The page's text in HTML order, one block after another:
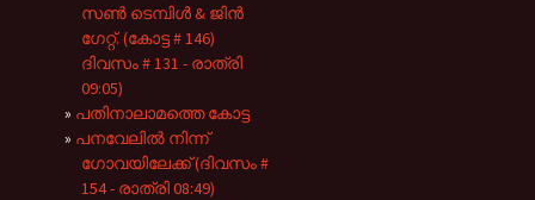
സൺ ടെമ്പിൾ & ജിൻ
ഗേറ്റ്. (കോട്ട # 146)
ദിവസം # 131 - രാത്രി
09:05)
പതിനാലാമത്തെ കോട്ട
പനവേലിൽ നിന്ന്
ഗോവയിലേക്ക് (ദിവസം #
154 - രാത്രി 08:49)